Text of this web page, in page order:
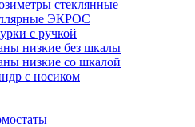
стеклянные
ЭКРОС
с ручкой
низкие без шкалы
низкие со шкалой
с носиком